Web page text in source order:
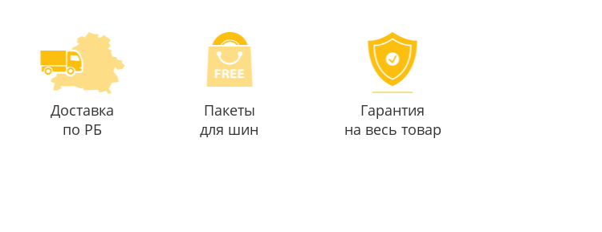
Доставка
по РБ
Пакеты
для шин
Гарантия
на весь товар